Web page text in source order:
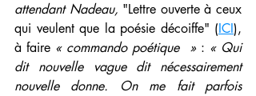
attendant Nadeau, "Lettre ouverte à ceux
qui veulent que la poésie décoiffe" (ICI),
à faire « commando poétique  » : « Qui
dit nouvelle vague dit nécessairement
nouvelle donne. On me fait parfois